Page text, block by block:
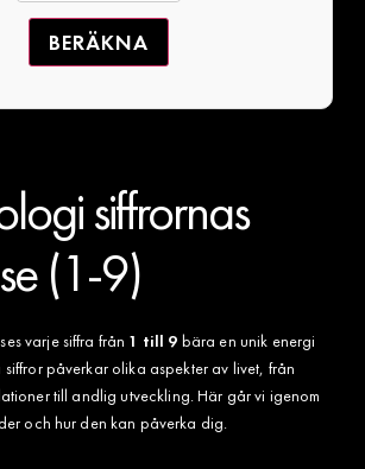
BERÄKNA
siffrornas
(1-9)
varje siffra från 1 till 9 bära en unik energi
siffror påverkar olika aspekter av livet, från
till andlig utveckling. Här går vi igenom
och hur den kan påverka dig.